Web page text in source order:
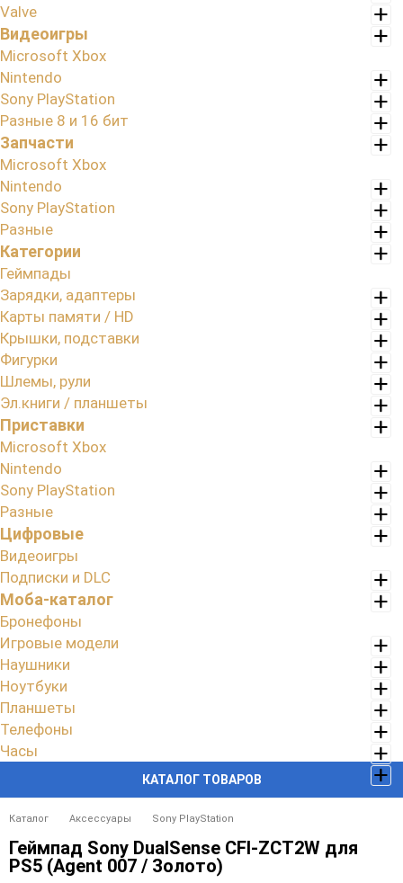
КАТАЛОГ ТОВАРОВ
Valve
Видеоигры
Microsoft Xbox
Nintendo
Sony PlayStation
Разные 8 и 16 бит
Запчасти
Microsoft Xbox
Nintendo
Sony PlayStation
Разные
Категории
Геймпады
Зарядки, адаптеры
Карты памяти / HD
Крышки, подставки
Фигурки
Шлемы, рули
Эл.книги / планшеты
Приставки
Microsoft Xbox
Nintendo
Sony PlayStation
Разные
Цифровые
Видеоигры
Подписки и DLC
Моба-каталог
Бронефоны
Игровые модели
Наушники
Ноутбуки
Планшеты
Телефоны
Часы
Каталог Аксессуары Sony PlayStation
Геймпад Sony DualSense CFI-ZCT2W для
PS5 (Agent 007 / Золото)